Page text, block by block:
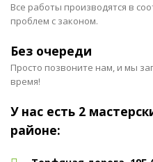
Все работы производятся в
проблем с законом.
Без очереди
Просто позвоните нам, и мы
время!
У нас есть 2
районе: